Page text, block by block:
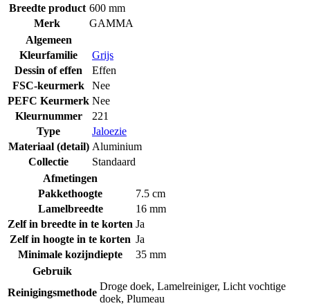
Breedte product 600 mm
Merk
GAMMA
Algemeen
Kleurfamilie
Grijs
Dessin of effen
Effen
FSC-keurmerk
Nee
PEFC Keurmerk Nee
Kleurnummer
221
Type
Jaloezie
Materiaal (detail) Aluminium
Collectie
Standaard
Afmetingen
Pakkethoogte
7.5 cm
Lamelbreedte
16 mm
Zelf in breedte in te korten Ja
Zelf in hoogte in te korten Ja
Minimale kozijndiepte
35 mm
Gebruik
Reinigingsmethode
Droge doek, Lamelreiniger, Licht vochtige
doek, Plumeau